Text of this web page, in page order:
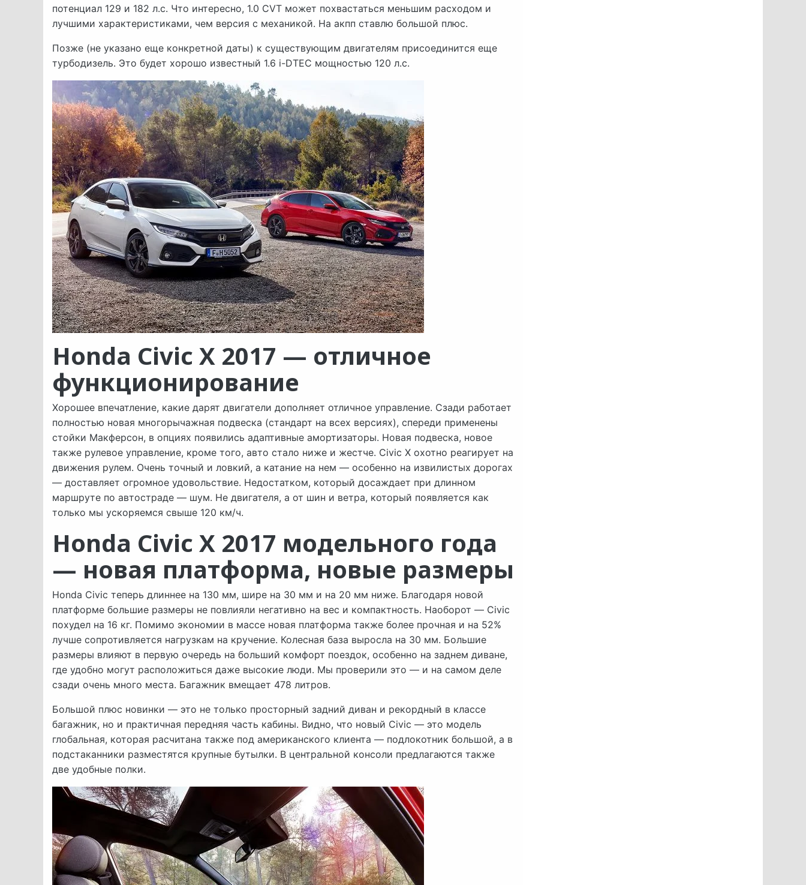
потенциал 129 и 182 л.с. Что интересно, 1.0 CVT может похвастаться меньшим расходом и
лучшими характеристиками, чем версия с механикой. На акпп ставлю большой плюс.
Позже (не указано еще конкретной даты) к существующим двигателям присоединится еще
турбодизель. Это будет хорошо известный 1.6 i-DTEC мощностью 120 л.с.
Honda Civic Х 2017 — отличное
функционирование
Хорошее впечатление, какие дарят двигатели дополняет отличное управление. Сзади работает
полностью новая многорычажная подвеска (стандарт на всех версиях), спереди применены
стойки Макферсон, в опциях появились адаптивные амортизаторы. Новая подвеска, новое
также рулевое управление, кроме того, авто стало ниже и жестче. Civic X охотно реагирует на
движения рулем. Очень точный и ловкий, а катание на нем — особенно на извилистых дорогах
— доставляет огромное удовольствие. Недостатком, который досаждает при длинном
маршруте по автостраде — шум. Не двигателя, а от шин и ветра, который появляется как
только мы ускоряемся свыше 120 км/ч.
Honda Civic Х 2017 модельного года
— новая платформа, новые размеры
Honda Civic теперь длиннее на 130 мм, шире на 30 мм и на 20 мм ниже. Благодаря новой
платформе большие размеры не повлияли негативно на вес и компактность. Наоборот — Civic
похудел на 16 кг. Помимо экономии в массе новая платформа также более прочная и на 52%
лучше сопротивляется нагрузкам на кручение. Колесная база выросла на 30 мм. Большие
размеры влияют в первую очередь на больший комфорт поездок, особенно на заднем диване,
где удобно могут расположиться даже высокие люди. Мы проверили это — и на самом деле
сзади очень много места. Багажник вмещает 478 литров.
Большой плюс новинки — это не только просторный задний диван и рекордный в классе
багажник, но и практичная передняя часть кабины. Видно, что новый Civic — это модель
глобальная, которая расчитана также под американского клиента — подлокотник большой, а в
подстаканники разместятся крупные бутылки. В центральной консоли предлагаются также
две удобные полки.